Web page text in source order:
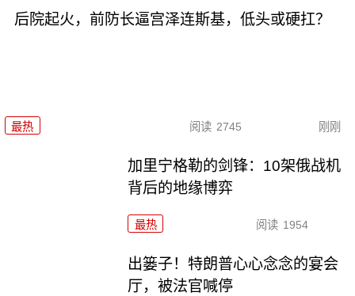
后院起火，前防长逼宫泽连斯基，低头或硬扛？
最热 阅读 2745 刚刚
加里宁格勒的剑锋：10架俄战机
背后的地缘博弈
最热 阅读 1954
出篓子！特朗普心心念念的宴会
厅，被法官喊停